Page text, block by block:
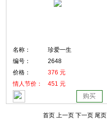
名称：
珍爱一生
编号：
2648
价格：
376 元
情人节价：
451 元
购买
首页 上一页 下一页 尾页